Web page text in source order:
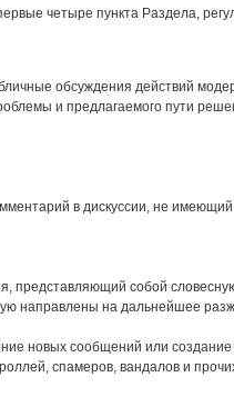
четыре пункта Раздела,
обсуждения действий
и предлагаемого пути
в дискуссии, не
представляющий собой
направлены на дальнейшее
новых сообщений или
спамеров, вандалов и